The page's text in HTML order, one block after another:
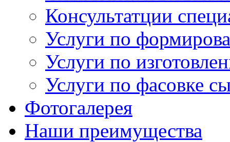
Консультатции
Услуги по
Услуги по
Услуги по фасовке
Фотогалерея
Наши преимущества